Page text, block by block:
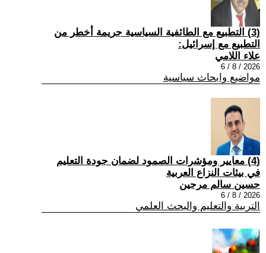
(3) التطبيع مع الطائفية السياسية جريمة أخطر من
التطبيع مع إسرائيل:
علاء اللامي
2026 / 8 / 6
مواضيع وابحاث سياسية
(4) معايير ومؤشرات الصمود لضمان جودة التعليم
في بيئات النزاع العربية
حسين سالم مرجين
2026 / 8 / 6
التربية والتعليم والبحث العلمي